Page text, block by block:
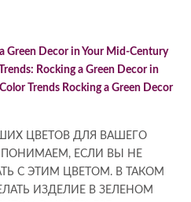
ЦВЕТОВ ДЛЯ ВАШЕГО
ЕСЛИ ВЫ НЕ
С ЭТИМ ЦВЕТОМ. В ТАКОМ
ИЗДЕЛИЕ В ЗЕЛЕНОМ